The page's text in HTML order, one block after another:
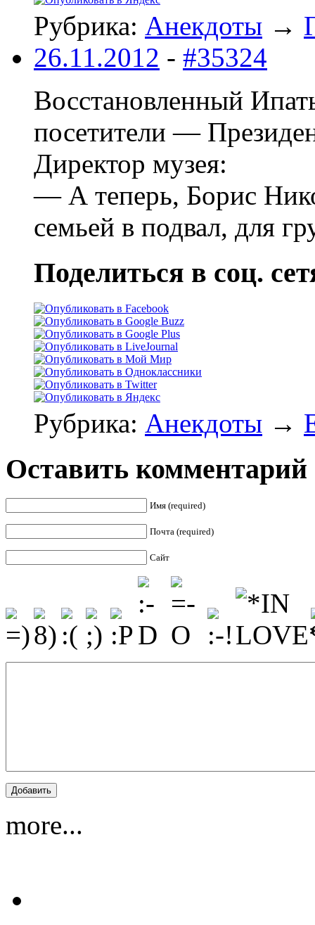
Рубрика: Анекдоты →
26.11.2012 - #35324
Восстановленный
посетители —
Директор музея:
— А теперь, Борис
семьей в подвал, для
Поделиться в соц.
Рубрика: Анекдоты →
Оставить комментарий
Имя (required)
Почта (required)
Сайт
more...